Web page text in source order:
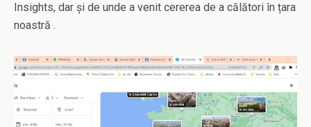
Insights, dar și de unde a venit cererea de a călători în țara
noastră .